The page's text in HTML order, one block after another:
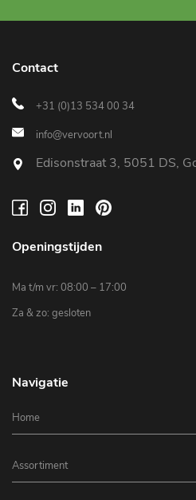
Contact
+31 (0)13 534 00 34
info@vervoort.nl
Edisonstraat 3, 5051 DS,
Openingstijden
Ma t/m vr: 08:00 – 17:00
Za & zo: gesloten
Navigatie
Home
Assortiment